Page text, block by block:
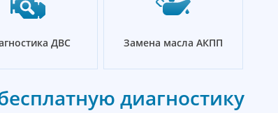
ДВС Замена масла АКПП
диагностику